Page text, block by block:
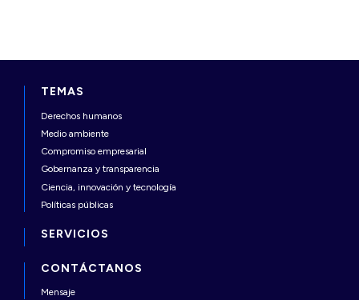
TEMAS
Derechos humanos
Medio ambiente
Compromiso empresarial
Gobernanza y transparencia
Ciencia, innovación y tecnología
Políticas públicas
SERVICIOS
CONTÁCTANOS
Mensaje